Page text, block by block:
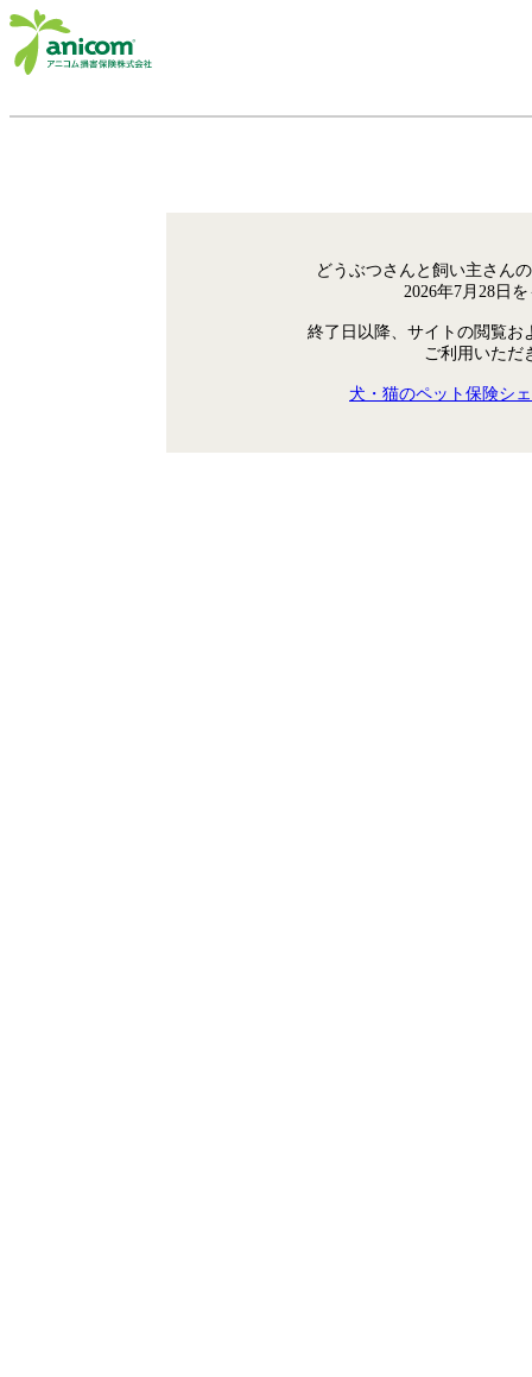
どうぶつさんと飼い主さん
2026年7月28日
終了日以降、サイトの閲覧お
ご利用いただ
犬・猫のペット保険シ